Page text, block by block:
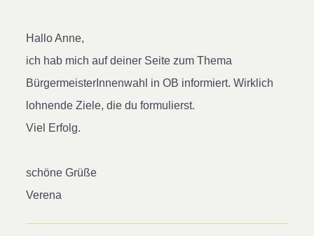
Hallo Anne,
ich hab mich auf deiner Seite zum Thema
BürgermeisterInnenwahl in OB informiert. Wirklich
lohnende Ziele, die du formulierst.
Viel Erfolg.
schöne Grüße
Verena